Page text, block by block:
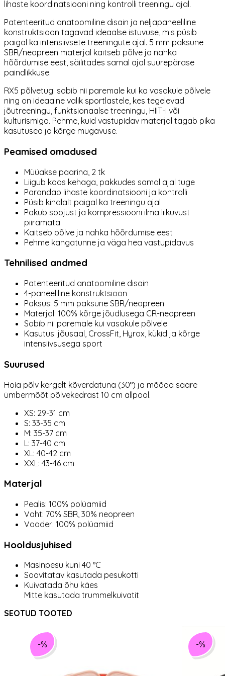
lihaste koordinatsiooni ning kontrolli treeningu ajal.
Patenteeritud anatoomiline disain ja neljapaneeliline
konstruktsioon tagavad ideaalse istuvuse, mis püsib
paigal ka intensiivsete treeningute ajal. 5 mm paksune
SBR/neopreen materjal kaitseb põlve ja nahka
hõõrdumise eest, säilitades samal ajal suurepärase
paindlikkuse.
RX5 põlvetugi sobib nii paremale kui ka vasakule põlvele
ning on ideaalne valik sportlastele, kes tegelevad
jõutreeningu, funktsionaalse treeningu, HIIT-i või
kulturismiga. Pehme, kuid vastupidav materjal tagab pika
kasutusea ja kõrge mugavuse.
Peamised omadused
Müüakse paarina, 2 tk
Liigub koos kehaga, pakkudes samal ajal tuge
Parandab lihaste koordinatsiooni ja kontrolli
Püsib kindlalt paigal ka treeningu ajal
Pakub soojust ja kompressiooni ilma liikuvust
piiramata
Kaitseb põlve ja nahka hõõrdumise eest
Pehme kangatunne ja väga hea vastupidavus
Tehnilised andmed
Patenteeritud anatoomiline disain
4-paneeliline konstruktsioon
Paksus: 5 mm paksune SBR/neopreen
Materjal: 100% kõrge jõudlusega CR-neopreen
Sobib nii paremale kui vasakule põlvele
Kasutus: jõusaal, CrossFit, Hyrox, kükid ja kõrge
intensiivsusega sport
Suurused
Hoia põlv kergelt kõverdatuna (30°) ja mõõda sääre
ümbermõõt põlvekedrast 10 cm allpool.
XS: 29-31 cm
S: 33-35 cm
M: 35-37 cm
L: 37-40 cm
XL: 40-42 cm
XXL: 43-46 cm
Materjal
Pealis: 100% polüamiid
Vaht: 70% SBR, 30% neopreen
Vooder: 100% polüamiid
Hooldusjuhised
Masinpesu kuni 40 °C
Soovitatav kasutada pesukotti
Kuivatada õhu käes
Mitte kasutada trummelkuivatit
SEOTUD TOOTED
-% -%